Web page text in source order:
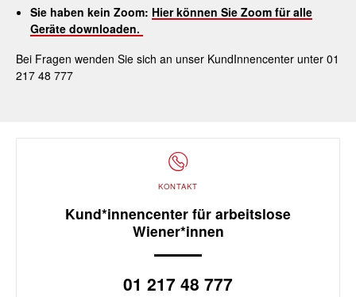
Sie haben kein Zoom: Hier können Sie Zoom für alle
Geräte downloaden.
Bei Fragen wenden Sie sich an unser KundInnencenter unter 01
217 48 777
KONTAKT
Kund*innencenter für arbeitslose
Wiener*innen
01 217 48 777